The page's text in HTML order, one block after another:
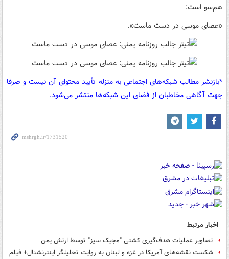
هم‌سو است:
«عصای موسی در دست ماست».
*بازنشر مطالب شبکه‌های اجتماعی به منزله تأیید محتوای آن نیست و صرفا
جهت آگاهی مخاطبان از فضای این شبکه‌ها منتشر می‌شود.
اخبار مرتبط
تصاویر عملیات هدف‌گیری کشتی "مجیک سیز" توسط ارتش یمن
شکست نقشه‌های آمریکا در غزه و لبنان به روایت تحلیلگر اینترنشنال+ فیلم